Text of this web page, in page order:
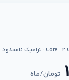
تومان/ماه